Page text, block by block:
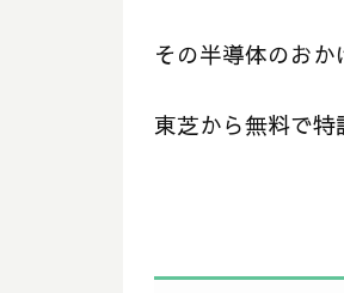
その半導体のおか
東芝から無料で特